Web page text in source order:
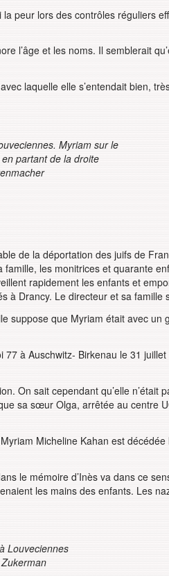
peur lors des contrôles réguliers
l’âge et les noms. Il semblerait
laquelle elle s’entendait bien,
Myriam sur le
partant de la droite
de la déportation des juifs de
les monitrices et quarante
rapidement les enfants et
à Drancy. Le directeur et sa famille
suppose que Myriam était avec un
à Auschwitz- Birkenau le 31
On sait cependant qu’elle n’était
sa sœur Olga, arrêtée au centre
Micheline Kahan est
le mémoire d’Inès va dans ce
les mains des enfants. Les
Louveciennes